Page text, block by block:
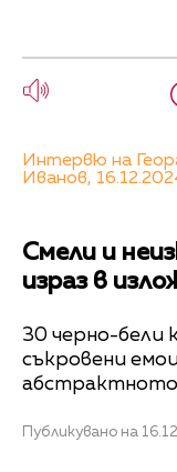
Интервю на
Иванов,
Смели и
израз в
30 черно-бели
съкровени
абстрактното
Публикувано на